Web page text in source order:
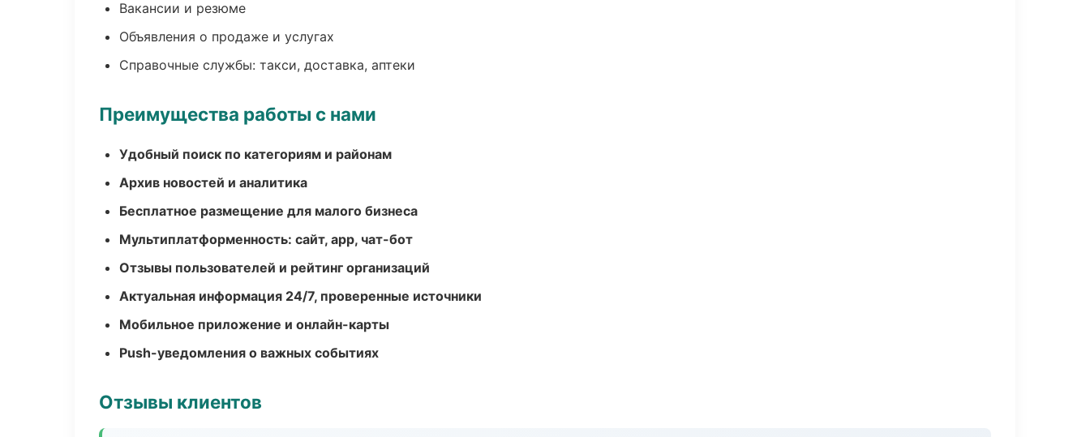
Вакансии и резюме
Объявления о продаже и услугах
Справочные службы: такси, доставка, аптеки
Преимущества работы с нами
Удобный поиск по категориям и районам
Архив новостей и аналитика
Бесплатное размещение для малого бизнеса
Мультиплатформенность: сайт, app, чат-бот
Отзывы пользователей и рейтинг организаций
Актуальная информация 24/7, проверенные источники
Мобильное приложение и онлайн-карты
Push-уведомления о важных событиях
Отзывы клиентов